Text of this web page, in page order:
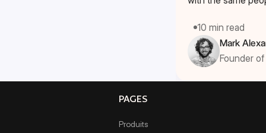
Mark
Founder
10 min read
PAGES
Produits